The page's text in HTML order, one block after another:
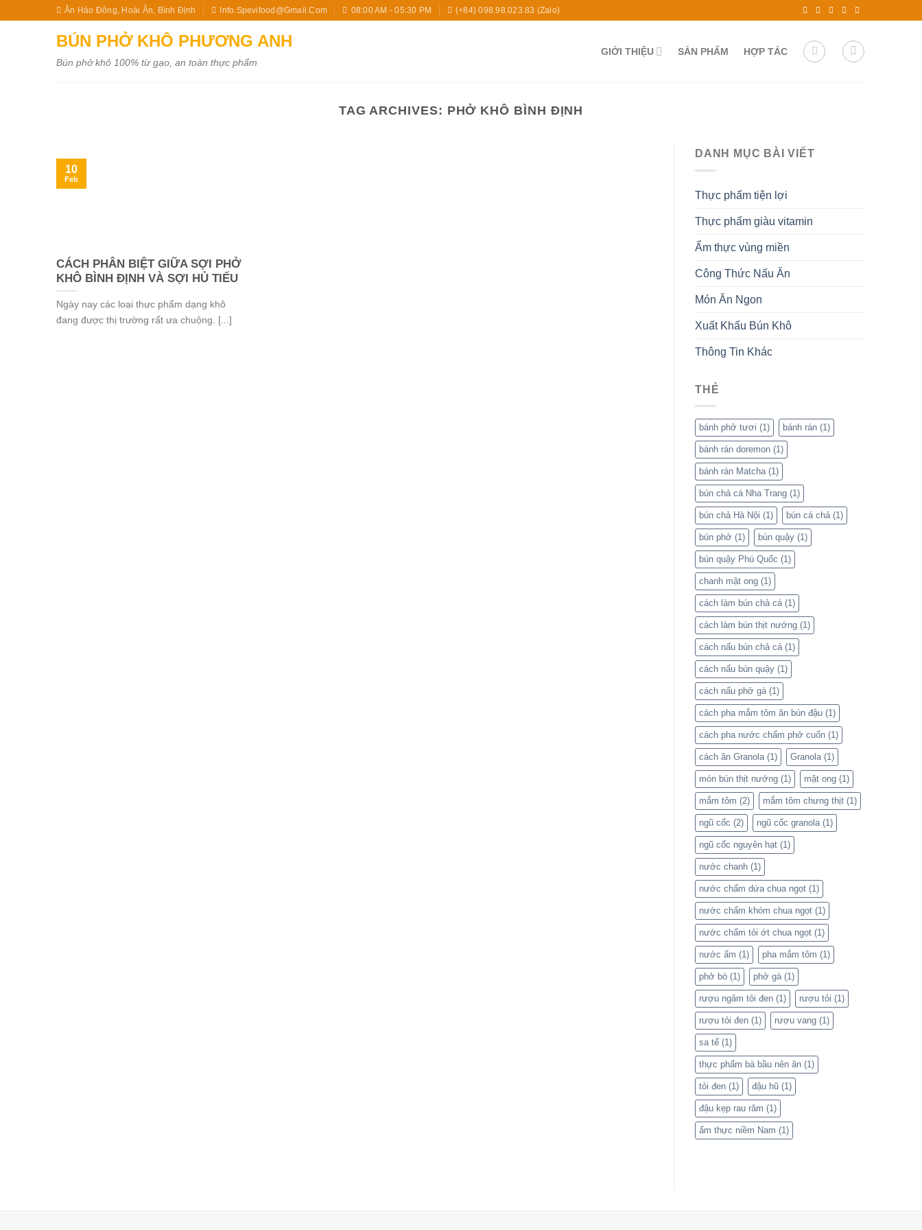
Ân Hảo Đông, Hoài Ân, Bình Định Info.spevifood@gmail.com 08:00 AM - 05:30 PM (+84) 098.98.023.83 (zalo)
BÚN PHỞ KHÔ PHƯƠNG ANH
Bún phở khô 100% từ gạo, an toàn thực phẩm
GIỚI THIỆU SẢN PHẨM HỢP TÁC
TAG ARCHIVES: PHỞ KHÔ BÌNH ĐỊNH
CÁCH PHÂN BIỆT GIỮA SỢI PHỞ
KHÔ BÌNH ĐỊNH VÀ SỢI HỦ TIẾU
Ngày nay các loại thực phẩm dạng khô
đang được thị trường rất ưa chuộng. [...]
10
Feb
DANH MỤC BÀI VIẾT
Thực phẩm tiện lợi
Thực phẩm giàu vitamin
Ẩm thực vùng miền
Công Thức Nấu Ăn
Món Ăn Ngon
Xuất Khẩu Bún Khô
Thông Tin Khác
THẺ
bánh phở tươi (1) bánh rán (1)
bánh rán doremon (1)
bánh rán Matcha(1)
bún chả cá Nha Trang (1)
bún chả Hà Nội (1) bún cá chả(1)
bún phở (1) bún quậy (1)
bún quậy Phú Quốc (1)
chanh mật ong (1)
cách làm bún chả cá(1)
cách làm bún thịt nướng (1)
cách nấu bún chả cá(1)
cách nấu bún quậy (1)
cách nấu phở gà(1)
cách pha mắm tôm ăn bún đậu (1)
cách pha nước chấm phở cuốn (1)
cách ăn Granola(1) Granola(1)
món bún thịt nướng (1) mật ong (1)
mắm tôm (2) mắm tôm chưng thịt (1)
ngũ cốc (2) ngũ cốc granola(1)
ngũ cốc nguyên hạt (1)
nước chanh (1)
nước chấm dứa chua ngọt (1)
nước chấm khóm chua ngọt (1)
nước chấm tỏi ớt chua ngọt (1)
nước ấm (1) pha mắm tôm (1)
phở bò (1) phở gà(1)
rượu ngâm tỏi đen (1) rượu tỏi (1)
rượu tỏi đen (1) rượu vang (1)
sa tế (1)
thực phẩm bà bầu nên ăn (1)
tỏi đen (1) đậu hũ (1)
đậu kẹp rau răm (1)
ẩm thực niềm Nam (1)